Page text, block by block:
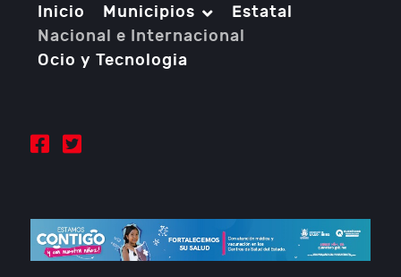
Inicio Municipios
Estatal
Nacional e Internacional
Ocio y Tecnologia